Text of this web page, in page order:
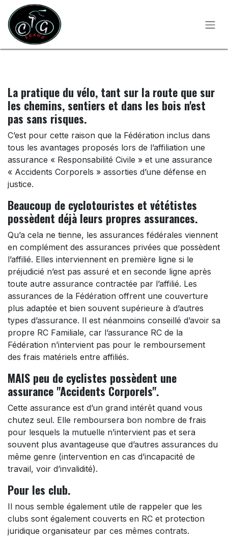
Se rendre au contenu
La pratique du vélo, tant sur la route que sur
les chemins, sentiers et dans les bois n'est
pas sans risques.​
C’est pour cette raison que la Fédération inclus dans
tous les avantages proposés lors de l’affiliation une
assurance « Responsabilité Civile » et une assurance
« Accidents Corporels » assorties d’une défense en
justice.
Beaucoup de cyclotouristes et vététistes
possèdent déjà leurs propres assurances.​
Qu’a cela ne tienne, les assurances fédérales viennent
en complément des assurances privées que possèdent
l’affilié. Elles interviennent en première ligne si le
préjudicié n’est pas assuré et en seconde ligne après
toute autre assurance contractée par l’affilié. Les
assurances de la Fédération offrent une couverture
plus adaptée et bien souvent supérieure à d’autres
types d’assurance. Il est néanmoins conseillé d’avoir sa
propre RC Familiale, car l’assurance RC de la
Fédération n’intervient pas pour le remboursement
des frais matériels entre affiliés.
MAIS peu de cyclistes possèdent une
assurance "Accidents Corporels".​
Cette assurance est d’un grand intérêt quand vous
chutez seul. Elle remboursera bon nombre de frais
pour lesquels la mutuelle n’intervient pas et sera
souvent plus avantageuse que d’autres assurances du
même genre (intervention en cas d’incapacité de
travail, voir d’invalidité).
Pour les club.​
Il nous semble également utile de rappeler que les
clubs sont également couverts en RC et protection
juridique organisateur par ces mêmes contrats.